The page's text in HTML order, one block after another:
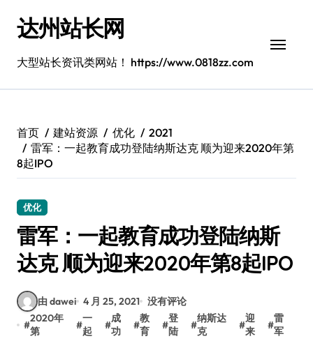
达州站长网
大型站长资讯类网站！ https://www.0818zz.com
首页 建站资源 优化
2021
雷军：一起教育成功登陆纳斯达克 顺为迎来2020年第
8起IPO
优化
雷军：一起教育成功登陆纳斯
达克 顺为迎来2020年第8起IPO
由 dawei 4 月 25, 2021 没有评论
#
2020年
第
#
一
起
#
成
功
#
教
育
#
登
陆
#
纳斯达
克
#
迎
来
#
雷
军